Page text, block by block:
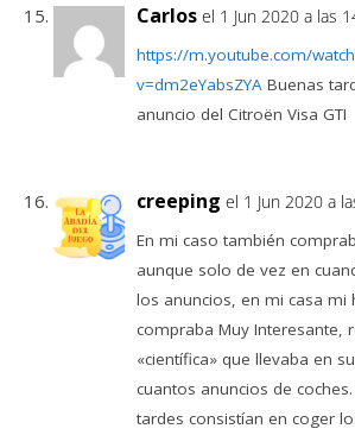
Carlos el 1 Jun 2020 a las
https://m.youtube.com/
v=dm2eYabsZYABuenas
anuncio del Citroën Visa GTI
creeping el 1 Jun 2020 a
En mi caso también
aunque solo de vez en
los anuncios, en mi casa
compraba Muy Interesante,
«científica» que llevaba en
cuantos anuncios de
tardes consistían en coger